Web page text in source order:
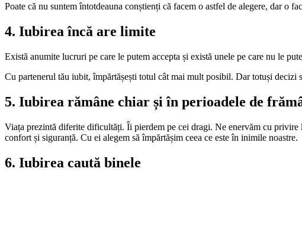
Poate că nu suntem întotdeauna conștienți că facem o astfel de alegere, dar o
4. Iubirea încă are limite
Există anumite lucruri pe care le putem accepta și există unele pe care nu le
Cu partenerul tău iubit, împărtășești totul cât mai mult posibil. Dar totuși decizi
5. Iubirea rămâne chiar și în perioadele de
Viața prezintă diferite dificultăți. Îi pierdem pe cei dragi. Ne enervăm cu
confort și siguranță. Cu ei alegem să împărtășim ceea ce este în inimile noastre.
6. Iubirea caută binele